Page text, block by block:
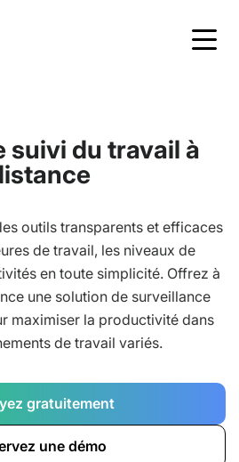
suivi du travail à
outils transparents et efficaces
de travail, les niveaux de
en toute simplicité. Offrez à
une solution de surveillance
maximiser la productivité dans
de travail variés.
gratuitement
une démo